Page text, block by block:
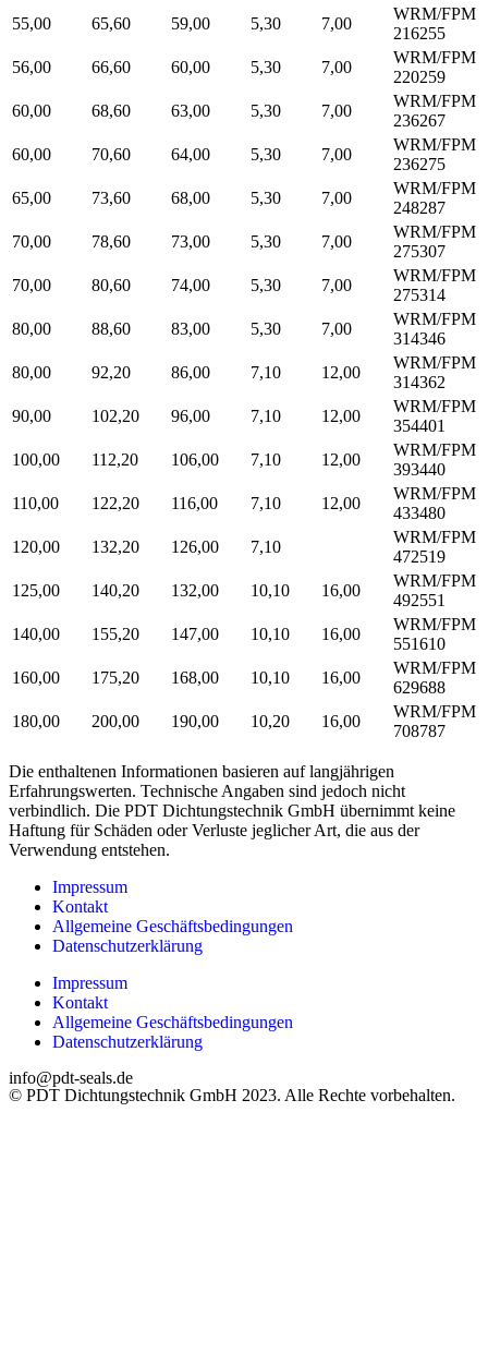
55,00
65,60 59,00 5,30 7,00
WRM/FPM
216255
56,00
66,60 60,00 5,30 7,00
WRM/FPM
220259
60,00
68,60 63,00 5,30 7,00
WRM/FPM
236267
60,00
70,60 64,00 5,30 7,00
WRM/FPM
236275
65,00
73,60 68,00 5,30 7,00
WRM/FPM
248287
70,00
78,60 73,00 5,30 7,00
WRM/FPM
275307
70,00
80,60 74,00 5,30 7,00
WRM/FPM
275314
80,00
88,60 83,00 5,30 7,00
WRM/FPM
314346
80,00
92,20 86,00 7,10 12,00
WRM/FPM
314362
90,00
102,20 96,00 7,10 12,00
WRM/FPM
354401
100,00
112,20 106,00 7,10 12,00
WRM/FPM
393440
110,00
122,20 116,00 7,10 12,00
WRM/FPM
433480
120,00
132,20 126,00 7,10
WRM/FPM
472519
125,00
140,20 132,00 10,10 16,00
WRM/FPM
492551
140,00
155,20 147,00 10,10 16,00
WRM/FPM
551610
160,00
175,20 168,00 10,10 16,00
WRM/FPM
629688
180,00
200,00 190,00 10,20 16,00
WRM/FPM
708787
Die enthaltenen Informationen basieren auf langjährigen
Erfahrungswerten. Technische Angaben sind jedoch nicht
verbindlich. Die PDT Dichtungstechnik GmbH übernimmt keine
Haftung für Schäden oder Verluste jeglicher Art, die aus der
Verwendung entstehen.
Impressum
Kontakt
Allgemeine Geschäftsbedingungen
Datenschutzerklärung
Impressum
Kontakt
Allgemeine Geschäftsbedingungen
Datenschutzerklärung
info@pdt-seals.de
© PDT Dichtungstechnik GmbH 2023. Alle Rechte vorbehalten.